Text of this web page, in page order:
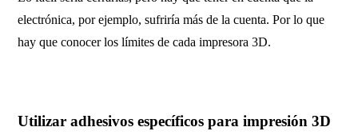
electrónica, por ejemplo, sufriría más de la cuenta. Por lo que
hay que conocer los límites de cada impresora 3D.
Utilizar adhesivos específicos para impresión 3D